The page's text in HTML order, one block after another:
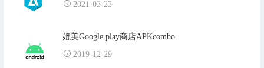
2021-03-23
媲美Google play商店APKcombo
2019-12-29